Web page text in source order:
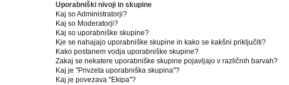
Uporabniški nivoji in skupine
Kaj so Administratorji?
Kaj so Moderatorji?
Kaj so uporabniške skupine?
Kje se nahajajo uporabniške skupine in kako se kakšni priključiti?
Kako postanem vodja uporabniške skupine?
Zakaj se nekatere uporabniške skupine pojavljajo v različnih barvah?
Kaj je "Privzeta uporabniška skupina"?
Kaj je povezava "Ekipa"?